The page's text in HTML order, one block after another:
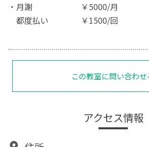
・月謝 ￥5000/月
都度払い ￥1500/回
この教室に問い合わせ
アクセス情報